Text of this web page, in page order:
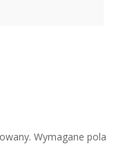
Wymagane pola